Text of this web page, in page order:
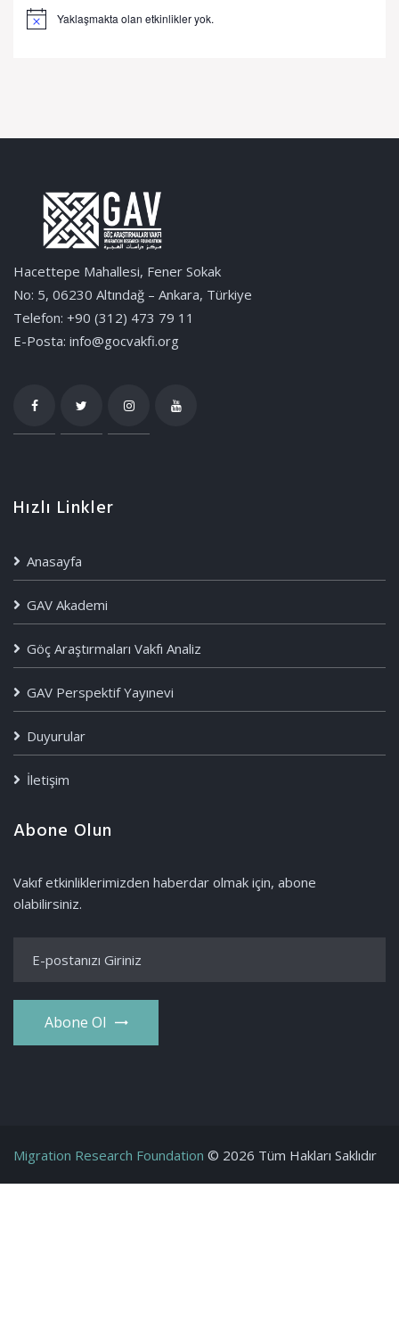
Notice Yaklaşmakta olan etkinlikler yok.
Hacettepe Mahallesi, Fener Sokak
No: 5, 06230 Altındağ – Ankara, Türkiye
Telefon: +90 (312) 473 79 11
E-Posta: info@gocvakfi.org
Hızlı Linkler
Anasayfa
GAV Akademi
Göç Araştırmaları Vakfı Analiz
GAV Perspektif Yayınevi
Duyurular
İletişim
Abone Olun
Vakıf etkinliklerimizden haberdar olmak için, abone
olabilirsiniz.
Abone Ol
Migration Research Foundation © 2026 Tüm Hakları Saklıdır